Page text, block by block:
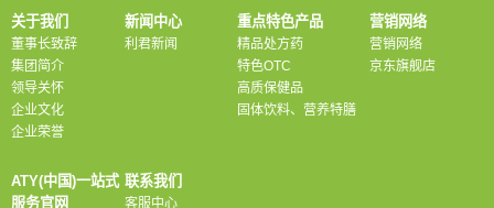
关于我们
董事长致辞
集团简介
领导关怀
企业文化
企业荣誉
新闻中心
利君新闻
重点特色产品
精品处方药
特色OTC
高质保健品
固体饮料、营养特膳
营销网络
营销网络
京东旗舰店
ATY(中国)一站式
服务官网
联系我们
客服中心